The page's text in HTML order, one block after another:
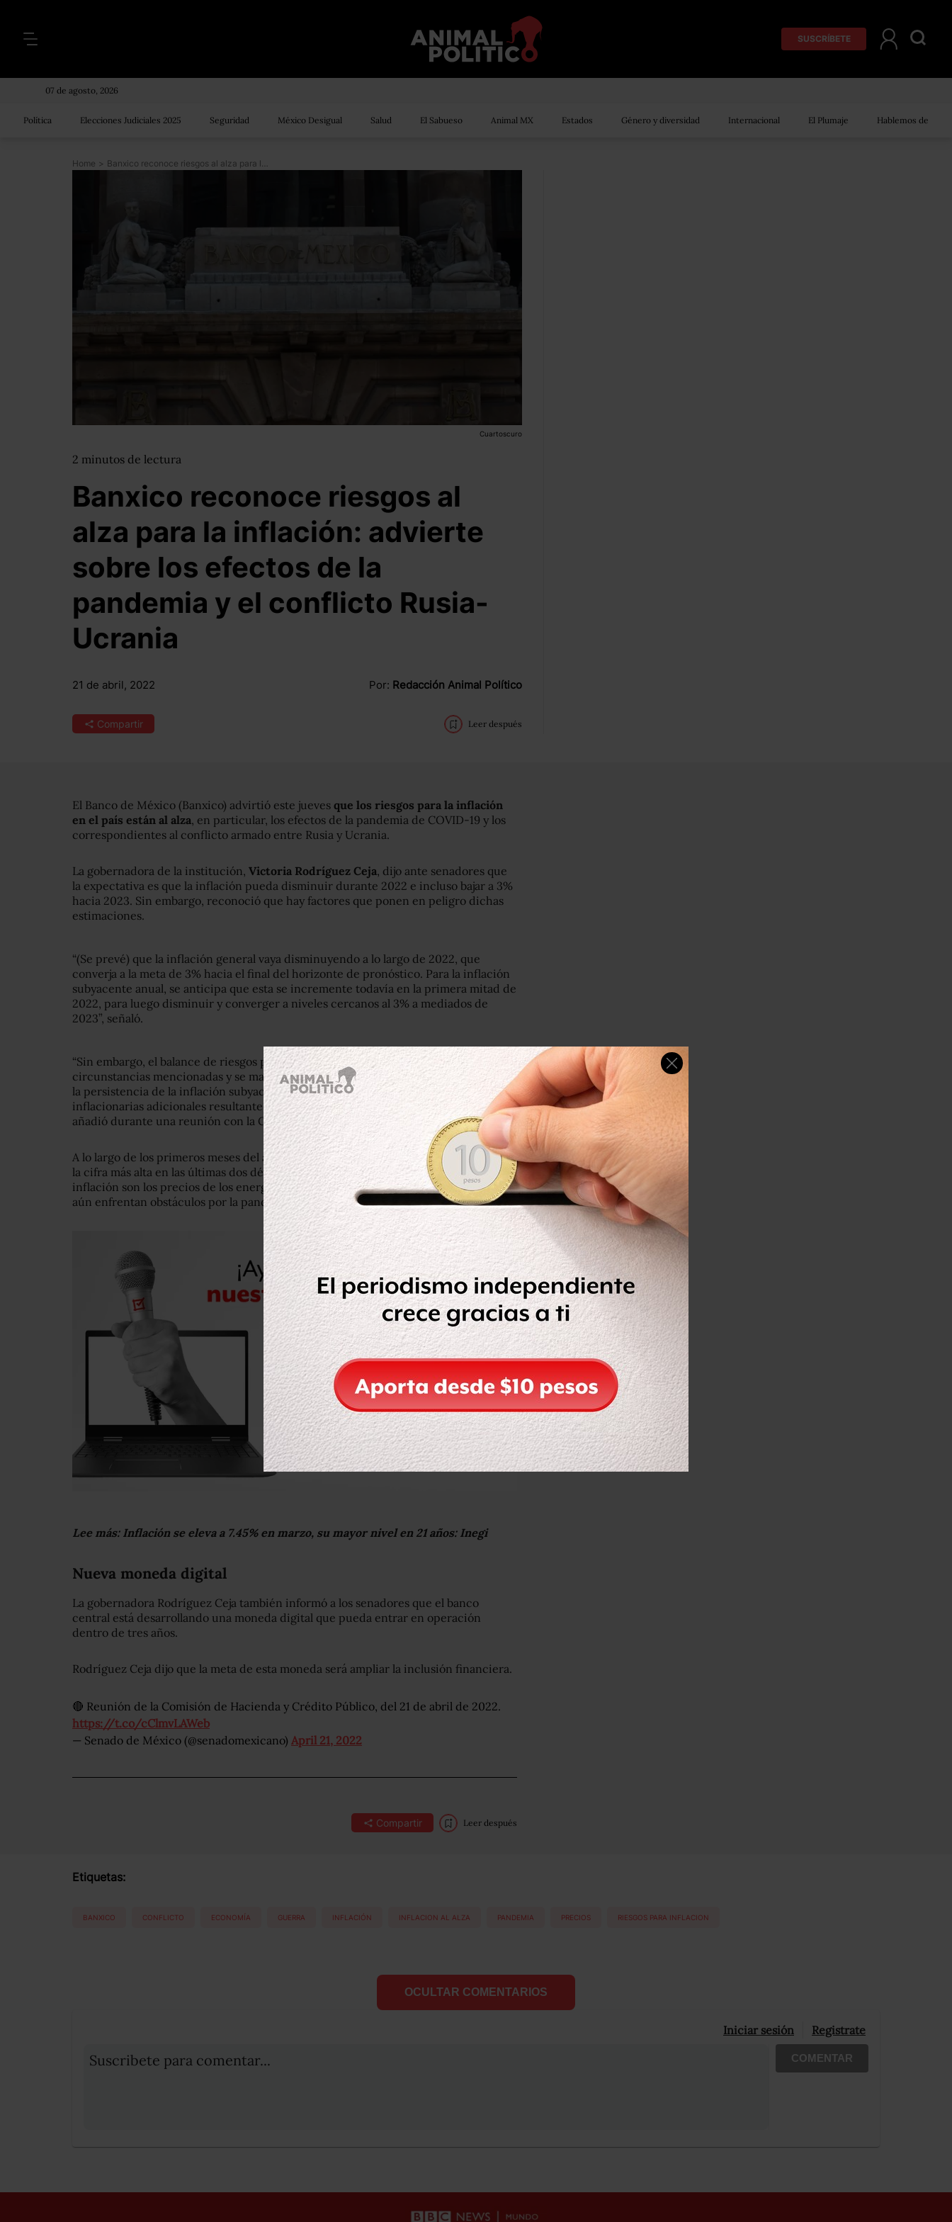
SUSCRÍBETE
07 de agosto, 2026
Política Elecciones Judiciales 2025 Seguridad México Desigual Salud El Sabueso Animal MX Estados Género y diversidad Internacional El Plumaje Hablemos de
Home > Banxico reconoce riesgos al alza para la inflación: advierte sobre los efectos de la pandemia y el conflicto Rusia-Ucrania
Cuartoscuro
2 minutos de lectura
Banxico reconoce riesgos al
alza para la inflación: advierte
sobre los efectos de la
pandemia y el conflicto Rusia-
Ucrania
21 de abril, 2022 Por: Redacción Animal Político
Compartir Leer después
El Banco de México (Banxico) advirtió este jueves que los riesgos para la inflación
en el país están al alza, en particular, los efectos de la pandemia de COVID-19 y los
correspondientes al conflicto armado entre Rusia y Ucrania.
La gobernadora de la institución, Victoria Rodríguez Ceja, dijo ante senadores que
la expectativa es que la inflación pueda disminuir durante 2022 e incluso bajar a 3%
hacia 2023. Sin embargo, reconoció que hay factores que ponen en peligro dichas
estimaciones.
“(Se prevé) que la inflación general vaya disminuyendo a lo largo de 2022, que
converja a la meta de 3% hacia el final del horizonte de pronóstico. Para la inflación
subyacente anual, se anticipa que esta se incremente todavía en la primera mitad de
2022, para luego disminuir y converger a niveles cercanos al 3% a mediados de
2023”, señaló.
“Sin embargo, el balance de riesgos para la inflación se ha deteriorado por las
circunstancias mencionadas y se mantiene al alza. Entre los riesgos al alza, destacan
la persistencia de la inflación subyacente en niveles elevados y presiones
inflacionarias adicionales resultantes de la pandemia y del conflicto geopolítico”,
añadió durante una reunión con la Comisión de Hacienda del Senado.
A lo largo de los primeros meses del año, la inflación se ha mantenido arriba del 7%,
la cifra más alta en las últimas dos décadas. Algunos de los factores que impulsan la
inflación son los precios de los energéticos y que diversas cadenas de suministro
aún enfrentan obstáculos por la pandemia.
Lee más: Inflación se eleva a 7.45% en marzo, su mayor nivel en 21 años: Inegi
Nueva moneda digital
La gobernadora Rodríguez Ceja también informó a los senadores que el banco
central está desarrollando una moneda digital que pueda entrar en operación
dentro de tres años.
Rodríguez Ceja dijo que la meta de esta moneda será ampliar la inclusión financiera.
🔴 Reunión de la Comisión de Hacienda y Crédito Público, del 21 de abril de 2022.
https://t.co/cClmvLAWeb
— Senado de México (@senadomexicano) April 21, 2022
Compartir Leer después
Etiquetas:
BANXICO CONFLICTO ECONOMÍA GUERRA INFLACIÓN INFLACION AL ALZA PANDEMIA PRECIOS RIESGOS PARA INFLACION
OCULTAR COMENTARIOS
Iniciar sesión Registrate
Suscribete para comentar... COMENTAR